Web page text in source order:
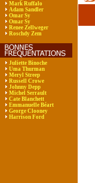
Mark Ruffalo
Adam Sandler
Omar Sy
Omar Sy
Renee Zellweger
Roschdy Zem
Juliette Binoche
Uma Thurman
Meryl Streep
Russell Crowe
Johnny Depp
Michel Serrault
Cate Blanchett
Emmanuelle Béart
George Clooney
Harrison Ford